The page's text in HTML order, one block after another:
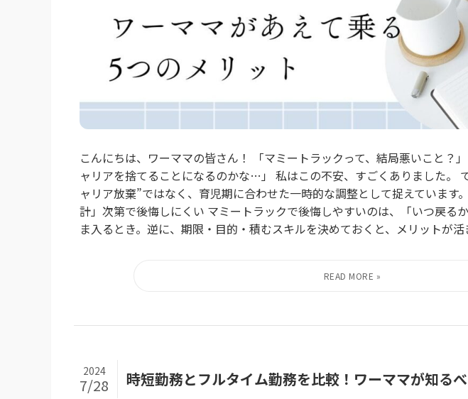
こんにちは、ワーママの皆さん！ 「マミートラックって、結局悪いこと？
ャリアを捨てることになるのかな…」 私はこの不安、すごくありました。
ャリア放棄”ではなく、育児期に合わせた一時的な調整として捉えています
計」次第で後悔しにくい マミートラックで後悔しやすいのは、「いつ戻る
ま入るとき。逆に、期限・目的・積むスキルを決めておくと、メリットが
時短勤務とフルタイム勤務を比較！ワーママが知る
2024
7/28